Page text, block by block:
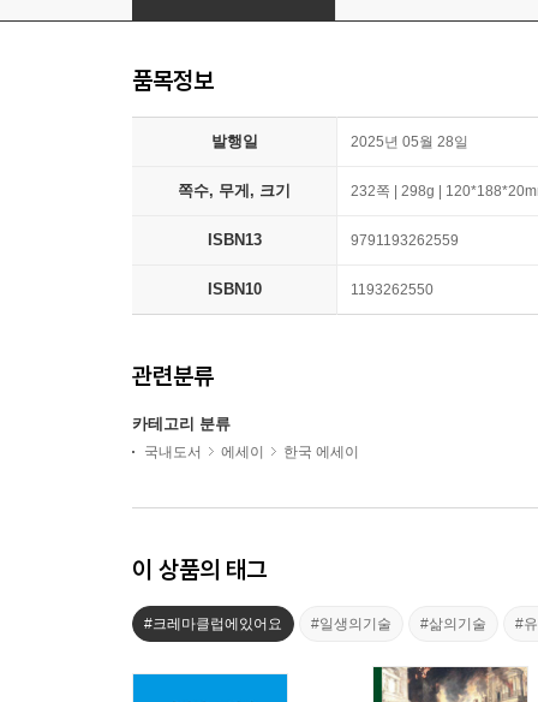
품목정보
발행일 2025년 05월 28일
쪽수, 무게, 크기 232쪽 | 298g |
ISBN13 9791193262559
ISBN10 1193262550
관련분류
카테고리 분류
국내도서 에세이 한국 에세이
이 상품의 태그
#크레마클럽에있어요 #일생의기술 #삶의기술 #